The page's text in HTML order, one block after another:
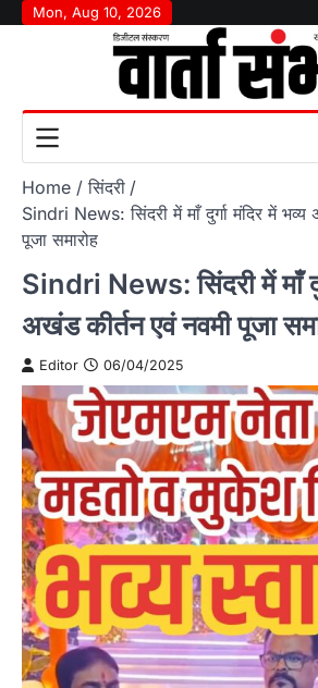
SkipMon, Aug 10, 2026
Home
सिंदरी
Sindri News: सिंदरी में माँ दुर्गा मंदिर में
पूजा समारोह
Sindri News: सिंदरी में माँ
अखंड कीर्तन एवं नवमी पूजा
Editor 06/04/2025